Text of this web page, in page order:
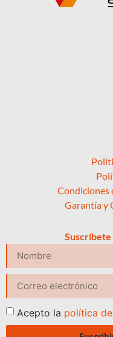
Condiciones
Garantía y
Acepto la política